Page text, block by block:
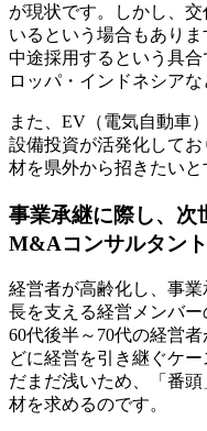
が現状です。しかし、
いるという場合もあり
中途採用するという具
ロッパ・インドネシアな
また、EV（電気自動車
設備投資が活発化して
材を県外から招きたいと
事業承継に際し、次
M&Aコンサルタン
経営者が高齢化し、事
長を支える経営メンバー
60代後半～70代の経営
どに経営を引き継ぐケ
だまだ浅いため、「番
材を求めるのです。